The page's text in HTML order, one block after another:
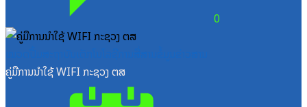
0
ຄູ່ມືການນຳໃຊ້ WIFI ກະຊວງ ຕສ